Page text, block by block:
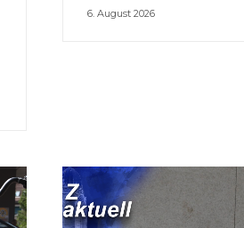
6. August 2026